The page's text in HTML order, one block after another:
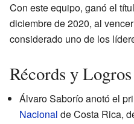
Con este equipo, ganó el
diciembre de 2020, al
considerado uno de los
Récords y
Álvaro Saborío anotó el
Nacional de Costa Rica,